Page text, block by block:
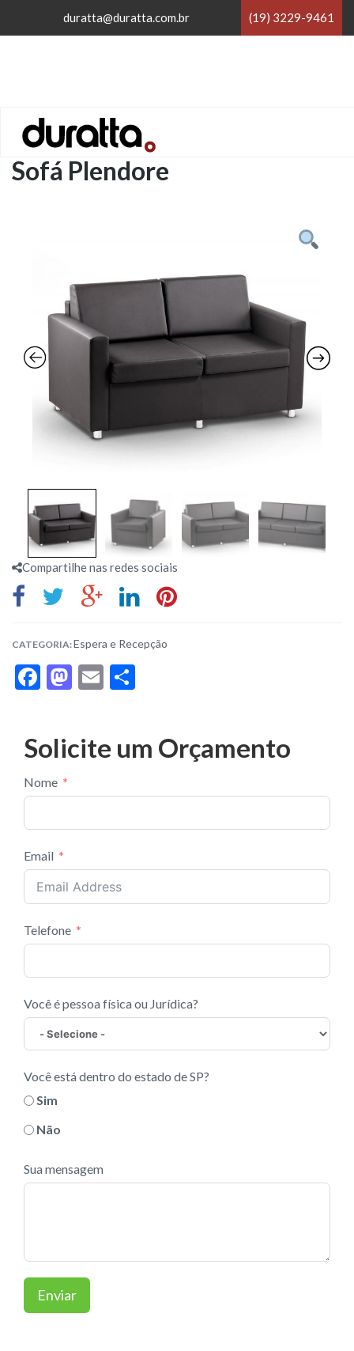
duratta@duratta.com.br (19) 3229-9461
Home /Espera e Recepção /
Sofá Plendore
Compartilhe nas redes sociais
CATEGORIA:Espera e Recepção
F
b
o
o
k
M
d
n
E
l
e
Solicite um Orçamento
Nome
Email
Telefone
Você é pessoa física ou Jurídica?
Você está dentro do estado de SP?
Sim
Não
Sua mensagem
Enviar
×